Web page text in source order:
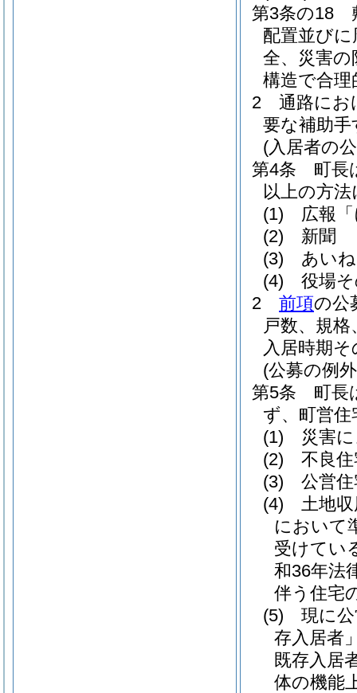
第3条の18
配置並び
全、災害
構造で合
2
通路にお
要な補助
(入居者の
第4条
町長
以上の方
(1)
広報
(2)
新聞
(3)
あい
(4)
役場
2
前項の公
戸数、規
入居時期
(公募の例
第5条
町長
ず、町営
(1)
災害
(2)
不良
(3)
公営
(4)
土地
において
受けてい
和36年法
伴う住宅
(5)
現に
存入居者
既存入居
体の機能